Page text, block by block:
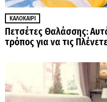
ΚΑΛΟΚΑΊΡΙ
Πετσέτες Θαλάσσης:
τρόπος για να τις